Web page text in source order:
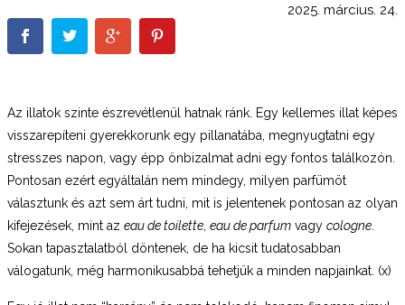
2025. március. 24.
Az illatok szinte észrevétlenül hatnak ránk. Egy kellemes illat képes
visszarepíteni gyerekkorunk egy pillanatába, megnyugtatni egy
stresszes napon, vagy épp önbizalmat adni egy fontos találkozón.
Pontosan ezért egyáltalán nem mindegy, milyen parfümöt
választunk és azt sem árt tudni, mit is jelentenek pontosan az olyan
kifejezések, mint az eau de toilette eau de parfum vagy cologne
Sokan tapasztalatból döntenek, de ha kicsit tudatosabban
válogatunk, még harmonikusabbá tehetjük a minden napjainkat. (x)